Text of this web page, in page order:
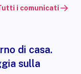
i comunicati
di casa.
sulla